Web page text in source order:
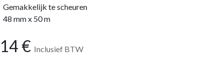
Gemakkelijk te scheuren
48 mm x 50 m
€ Inclusief BTW